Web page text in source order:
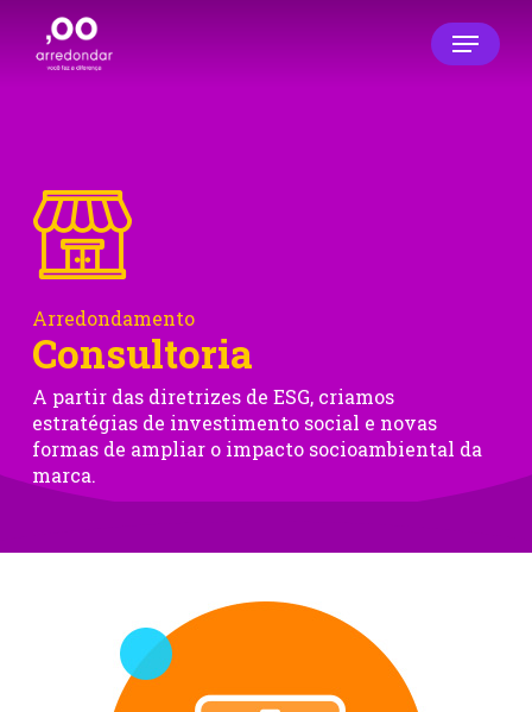
main
Menu
Arredondamento
Consultoria
A partir das diretrizes de ESG, criamos
estratégias de investimento social e novas
formas de ampliar o impacto socioambiental da
marca.
Close